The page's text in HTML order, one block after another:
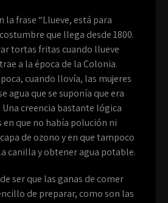
la frase “Llueve, está para
que llega desde 1800.
tortas fritas cuando llueve
a la época de la Colonia.
cuando llovía, las mujeres
agua que se suponía que era
creencia bastante lógica
en que no había polución ni
de ozono y en que tampoco
canilla y obtener agua potable.
ser que las ganas de comer
de preparar, como son las